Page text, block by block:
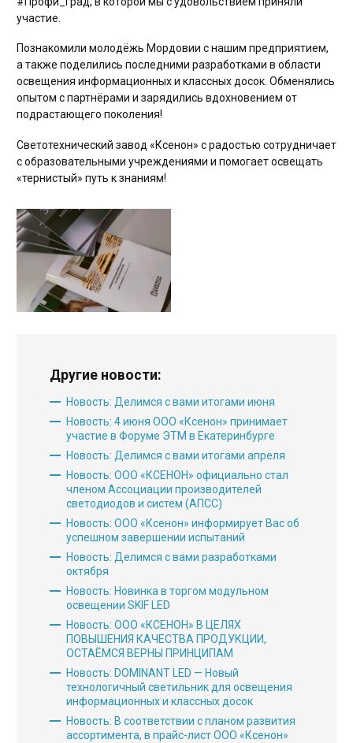
ЖКХ освещение
Торговое модульное освещение
Уличное освещение
Облучатели
Освещение информационных и классных досок
Комплектующие для светильников
Региональные представители
Контакты
участие.
Познакомили молодёжь Мордовии с нашим предприятием,
а также поделились последними разработками в области
освещения информационных и классных досок. Обменялись
опытом с партнёрами и зарядились вдохновением от
подрастающего поколения!
Светотехнический завод «Ксенон» с радостью сотрудничает
с образовательными учреждениями и помогает освещать
«тернистый» путь к знаниям!
Другие новости:
Новость: Делимся с вами итогами июня
Новость: 4 июня ООО «Ксенон» принимает
участие в Форуме ЭТМ в Екатеринбурге
Новость: Делимся с вами итогами апреля
Новость: ООО «КСЕНОН» официально стал
членом Ассоциации производителей
светодиодов и систем (АПСС)
Новость: ООО «Ксенон» информирует Вас об
успешном завершении испытаний
Новость: Делимся с вами разработками
октября
Новость: Новинка в торгом модульном
освещении SKIF LED
Новость: ООО «КСЕНОН» В ЦЕЛЯХ
ПОВЫШЕНИЯ КАЧЕСТВА ПРОДУКЦИИ,
ОСТАЁМСЯ ВЕРНЫ ПРИНЦИПАМ
Новость: DOMINANT LED — Новый
технологичный светильник для освещения
информационных и классных досок
Новость: В соответствии с планом развития
ассортимента, в прайс-лист ООО «Ксенон»